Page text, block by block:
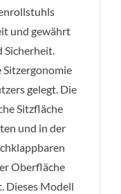
und gewährt
Sicherheit.
gelegt. Die
Sitzfläche
und in der
Oberfläche
Dieses Modell